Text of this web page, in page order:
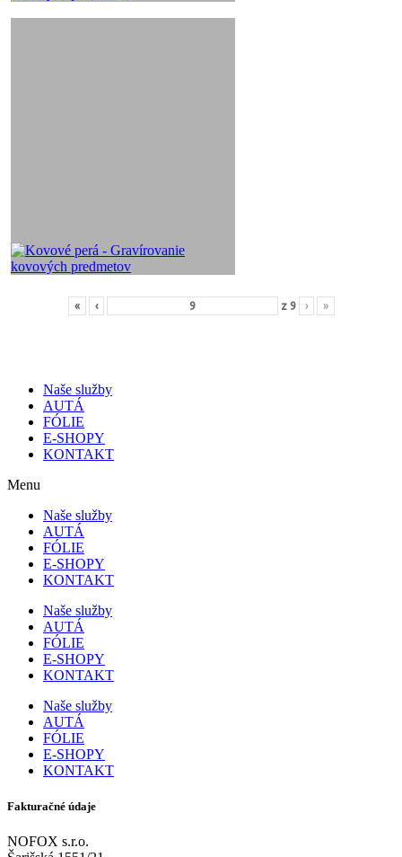
« ‹ z 9 › »
Naše služby
AUTÁ
FÓLIE
E-SHOPY
KONTAKT
Menu
Naše služby
AUTÁ
FÓLIE
E-SHOPY
KONTAKT
Naše služby
AUTÁ
FÓLIE
E-SHOPY
KONTAKT
Naše služby
AUTÁ
FÓLIE
E-SHOPY
KONTAKT
Fakturačné údaje
NOFOX s.r.o.